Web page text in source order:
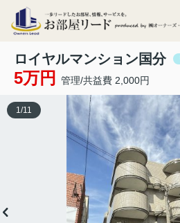
ロイヤルマンション国分
5万円 管理/共益費 2,000円
1 /11